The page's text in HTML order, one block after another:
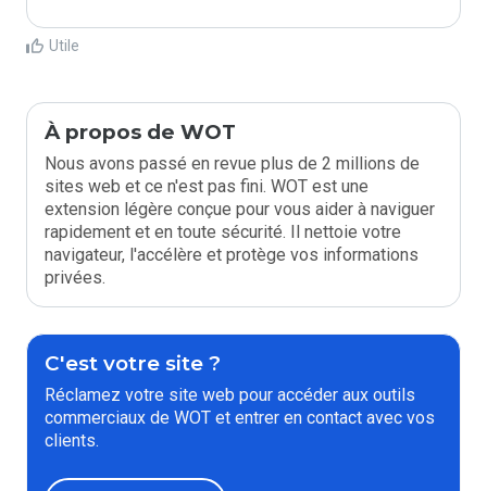
Utile
À propos de WOT
Nous avons passé en revue plus de 2 millions de
sites web et ce n'est pas fini. WOT est une
extension légère conçue pour vous aider à naviguer
rapidement et en toute sécurité. Il nettoie votre
navigateur, l'accélère et protège vos informations
privées.
C'est votre site ?
Réclamez votre site web pour accéder aux outils
commerciaux de WOT et entrer en contact avec vos
clients.